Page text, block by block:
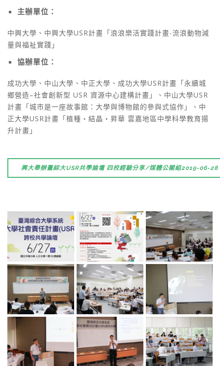
主辦單位：
中興大學、中興大學USR計畫「浪浪樂活實踐計畫-流浪動物減
量與福祉實踐」
協辦單位：
成功大學、中山大學、中正大學、成功大學USR計畫「永續城
鄉營造–社會創新型 USR 資源中心建構計畫」、中山大學USR
計畫「城市是一座故事館：大學與博物館的參與式協作」、中
正大學USR計畫「植種‧結晶‧昇華 雲嘉地區中學科學教育揚
升計畫」
興大舉辦臺綜大USR共學論壇 四校經驗分享/媒體公關組2019-06-28